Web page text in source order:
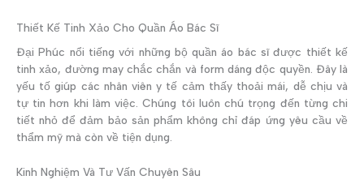
Thiết Kế Tinh Xảo Cho Quần Áo Bác Sĩ
Đại Phúc nổi tiếng với những bộ quần áo bác sĩ được thiết kế
tinh xảo, đường may chắc chắn và form dáng độc quyền. Đây là
yếu tố giúp các nhân viên y tế cảm thấy thoải mái, dễ chịu và
tự tin hơn khi làm việc. Chúng tôi luôn chú trọng đến từng chi
tiết nhỏ để đảm bảo sản phẩm không chỉ đáp ứng yêu cầu về
thẩm mỹ mà còn về tiện dụng.
Kinh Nghiệm Và Tư Vấn Chuyên Sâu